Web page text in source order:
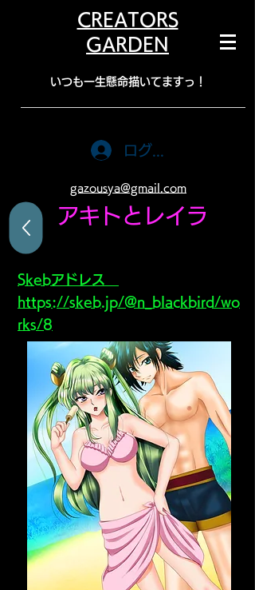
CREATORS
GARDEN
​いつも一生懸命描いてますっ！
ログイン
gazousya@gmail.com
アキトとレイラ
Skebアドレス
https://skeb.jp/@n_blackbird/wo
rks/8